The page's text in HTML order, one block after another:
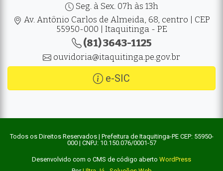
Seg. à Sex. 07h às 13h
Av. Antônio Carlos de Almeida, 68, centro | CEP
55950-000 | Itaquitinga - PE
(81) 3643-1125
ouvidoria@itaquitinga.pe.gov.br
e-SIC
Todos os Direitos Reservados | Prefeitura de Itaquitinga-PE CEP: 55950-
000 | CNPJ: 10.150.076/0001-57
Desenvolvido com o CMS de código aberto WordPress